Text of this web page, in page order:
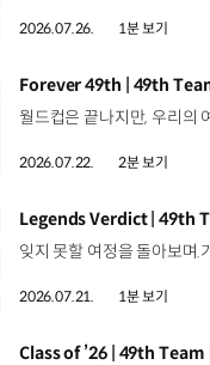
2026.07.26. 1분 보기
[동영상]
2026.07.22. 2분 보기
[동영상]
2026.07.21. 1분 보기
[동영상]